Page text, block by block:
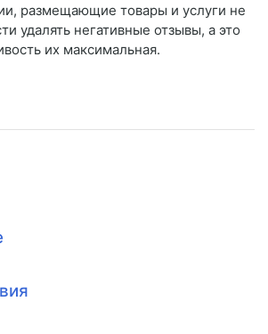
размещающие товары и услуги не
удалять негативные отзывы, а это
их максимальная.